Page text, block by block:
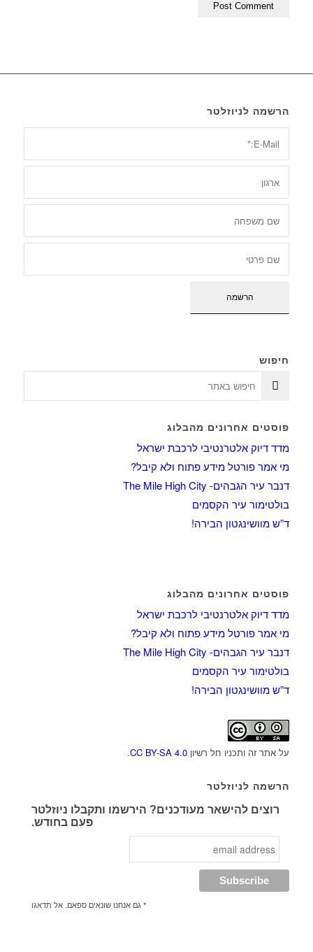
הרשמה לניוזלטר
חיפוש
פוסטים אחרונים מהבלוג
מדד דיוק אלטרנטיבי לרכבת ישראל
מי אמר פורטל מידע פתוח ולא קיבל?
דנבר עיר הגבהים- The Mile High City
בולטימור עיר הקסמים
ד”ש מוושינגטון הבירה!
פוסטים אחרונים מהבלוג
מדד דיוק אלטרנטיבי לרכבת ישראל
מי אמר פורטל מידע פתוח ולא קיבל?
דנבר עיר הגבהים- The Mile High City
בולטימור עיר הקסמים
ד”ש מוושינגטון הבירה!
על אתר זה ותכניו חל רשיון CC BY-SA 4.0
.
הרשמה לניוזלטר
רוצים להישאר מעודכנים? הירשמו ותקבלו ניוזלטר
פעם בחודש.
* גם אנחנו שונאים ספאם. אל תדאגו